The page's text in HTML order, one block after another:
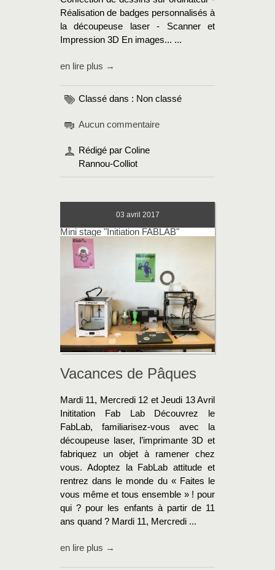
Réalisation de badges personnalisés à
la découpeuse laser - Scanner et
Impression 3D En images... ...
en lire plus →
Classé dans : Non classé
Aucun commentaire
Rédigé par Coline
Rannou-Colliot
03 avril 2017
Mini stage "Initiation FABLAB"
Vacances de Pâques
Mardi 11, Mercredi 12 et Jeudi 13 Avril
Inititation Fab Lab Découvrez le
FabLab, familiarisez-vous avec la
découpeuse laser, l’imprimante 3D et
fabriquez un objet à ramener chez
vous. Adoptez la FabLab attitude et
rentrez dans le monde du « Faites le
vous même et tous ensemble » ! pour
qui ? pour les enfants à partir de 11
ans quand ? Mardi 11, Mercredi ...
en lire plus →